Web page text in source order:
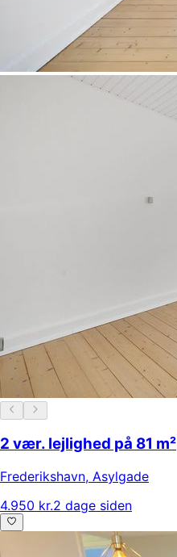
2 vær. lejlighed på 81 m²
Frederikshavn, Asylgade
4.950 kr.2 dage siden